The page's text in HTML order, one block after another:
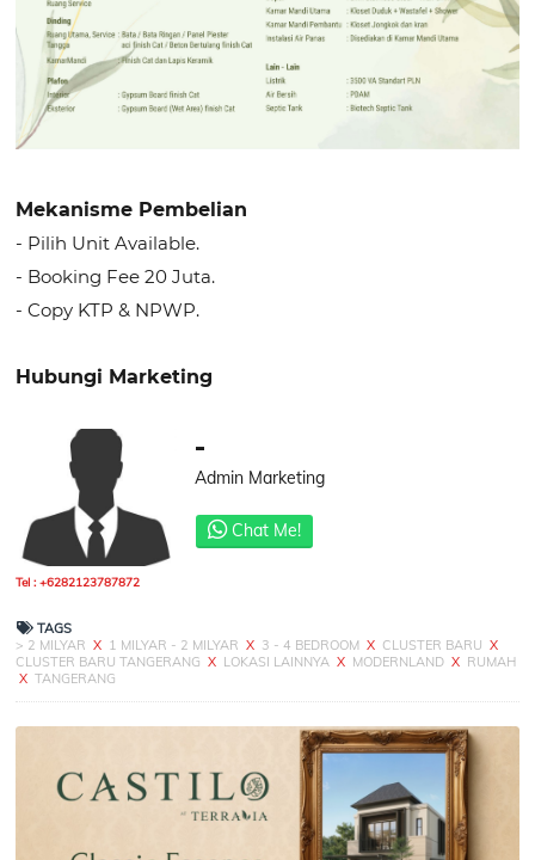
Mekanisme Pembelian
- Pilih Unit Available.
- Booking Fee 20 Juta.
- Copy KTP & NPWP.
Hubungi Marketing
Tel : +6282123787872
-
Admin Marketing
Chat Me!
TAGS
> 2 MILYAR X 1 MILYAR - 2 MILYAR X 3 - 4 BEDROOM X CLUSTER BARU X
CLUSTER BARU TANGERANG X LOKASI LAINNYA X MODERNLAND X RUMAH
X TANGERANG